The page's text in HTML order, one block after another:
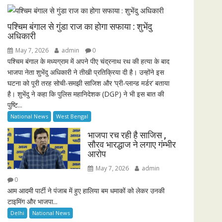
i
n
l
c
पश्चिम बंगाल से गुंडा राज का होगा सफाया : शुभेंदु
अधिकारी
May 7, 2026 admin 0
पश्चिम बंगाल के मध्यग्राम में अपने पीए चंद्रनाथ रथ की हत्या के बाद
भाजपा नेता शुभेंदु अधिकारी ने तीखी प्रतिक्रिया दी है। उन्होंने इस
घटना को पूरी तरह सोची-समझी साजिश और ‘प्री-प्लान्ड मर्डर’ बताया
है। शुभेंदु ने कहा कि पुलिस महानिदेशक (DGP) ने भी इस बात की
पुष्टि...
National News West Bengal
भाजपा रच रही है साजिस ,
सौरव भारद्धाज ने लगाए गंम्भीर
आरोप
May 7, 2026
admin
0
आम आदमी पार्टी ने पंजाब में हुए हालिया बम धमाकों को लेकर उनकी
टाइमिंग और भाजपा...
Delhi National News